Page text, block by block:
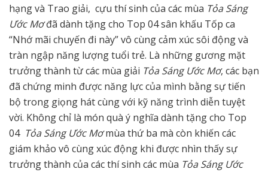
hạng và Trao giải, cựu thí sinh của các mùa Tỏa Sáng
Ước Mơđã dành tặng cho Top 04 sân khấu Tốp ca
“Nhớ mãi chuyến đi này” vô cùng cảm xúc sôi động và
tràn ngập năng lượng tuổi trẻ. Là những gương mặt
trưởng thành từ các mùa giải Tỏa Sáng Ước Mơ, các bạn
đã chứng minh được năng lực của mình bằng sự tiến
bộ trong giọng hát cùng với kỹ năng trình diễn tuyệt
vời. Không chỉ là món quà ý nghĩa dành tặng cho Top
04 Tỏa Sáng Ước Mơmùa thứ ba mà còn khiến các
giám khảo vô cùng xúc động khi được nhìn thấy sự
trưởng thành của các thí sinh các mùa Tỏa Sáng Ước